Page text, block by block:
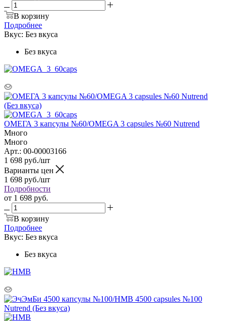
В корзину
Подробнее
Вкус: Без вкуса
Без вкуса
ОМЕГА 3 капсулы №60/OMEGA 3 capsules №60 Nutrend
Много
Много
Арт.: 00-00003166
1 698 руб./шт
Варианты цен
1 698 руб./шт
Подробности
от 1 698 руб.
В корзину
Подробнее
Вкус: Без вкуса
Без вкуса